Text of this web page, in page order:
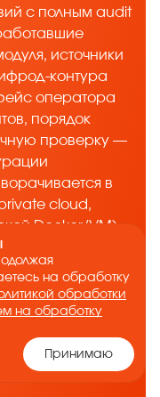
с полным audit
источники
контура
оператора
порядок
проверку —
в
cloud,
Docker/VM)
движка с
период —
вы оцените
с
на обработку
обработки
на обработку
Принимаю